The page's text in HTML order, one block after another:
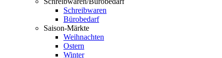
Schreibwaren
Bürobedarf
Saison-Märkte
Weihnachten
Ostern
Winter